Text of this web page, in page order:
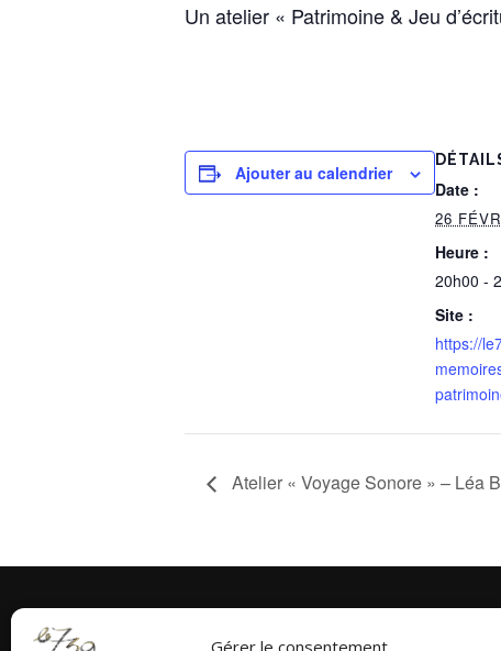
Gérer le consentement
Un atelier « Patrimoine & Jeu
Ajouter au calendrier
Date :
26
Heure :
20h00 -
Site :
https://
Atelier « Voyage Sonore » – Léa